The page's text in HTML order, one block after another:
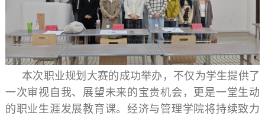
本次职业规划大赛的成功举办，不仅为学生提供了
一次审视自我、展望未来的宝贵机会，更是一堂生动
的职业生涯发展教育课。 经济与管理学院将持续致力